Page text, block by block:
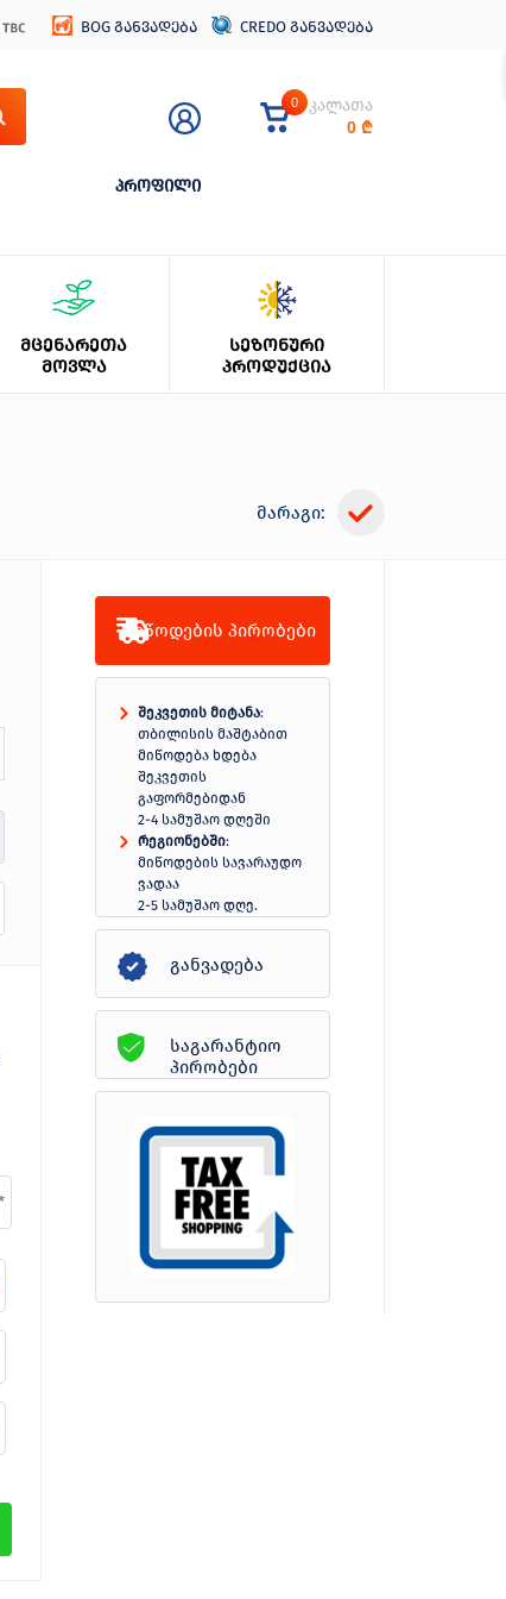
BOG განვადება CREDO განვადება
პროფილი
0 კალათა
0 ₾
ᲛᲪᲔᲜᲐᲠᲔᲗᲐ
ᲛᲝᲕᲚᲐ
ᲡᲔᲖᲝᲜᲣᲠᲘ
ᲞᲠᲝᲓᲣᲥᲪᲘᲐ
მარაგი:
მიწოდების პირობები
შეკვეთის მიტანა:
თბილისის მაშტაბით
მიწოდება ხდება
შეკვეთის
გაფორმებიდან
2-4 სამუშაო დღეში
რეგიონებში:
მიწოდების სავარაუდო
ვადაა
2-5 სამუშაო დღე.
განვადება
საგარანტიო
პირობები